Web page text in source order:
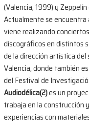
(Valencia, 1999) y
Actualmente se encuentra
viene realizando
discográficos en distintos
de la dirección artística del
Valencia, donde también
del Festival de
Audiodélica(2)es un
trabaja en la construcción
experiencias con